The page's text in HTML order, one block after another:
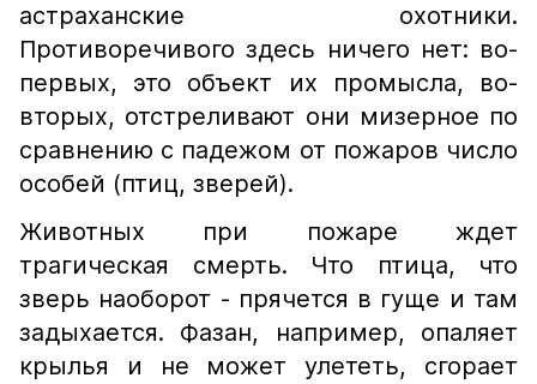
астраханские охотники.
Противоречивого здесь ничего нет: во-
первых, это объект их промысла, во-
вторых, отстреливают они мизерное по
сравнению с падежом от пожаров число
особей (птиц, зверей).
Животных при пожаре ждет
трагическая смерть. Что птица, что
зверь наоборот - прячется в гуще и там
задыхается. Фазан, например, опаляет
крылья и не может улететь, сгорает